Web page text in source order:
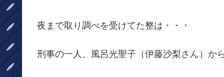
夜まで取り調べを受けてた整は・・・
刑事の一人、風呂光聖子（伊藤沙梨さん）か